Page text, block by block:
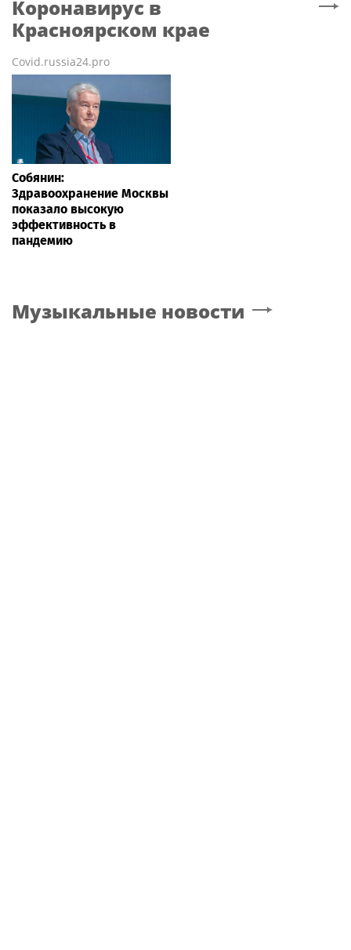
Коронавирус в
Красноярском крае
Covid.russia24.pro
Собянин:
Здравоохранение Москвы
показало высокую
эффективность в
пандемию
Музыкальные новости